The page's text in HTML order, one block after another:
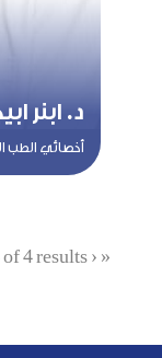
د. ابنر
أخصائي الطب
«
‹
Page 1 of 1 pages, displaying 0-4 of 4 results